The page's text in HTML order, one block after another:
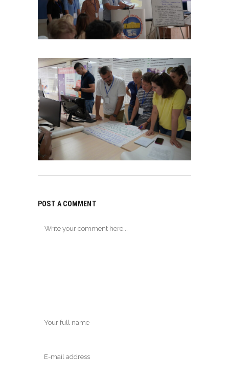
POST A COMMENT